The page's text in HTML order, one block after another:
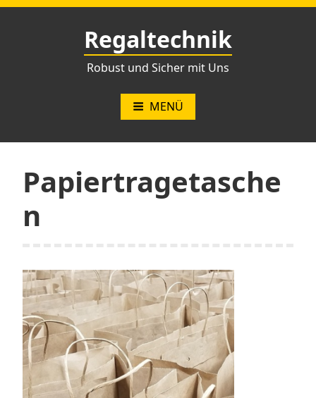
Zum
Regaltechnik
Robust und Sicher mit Uns
MENÜ
Papiertragetasche
n